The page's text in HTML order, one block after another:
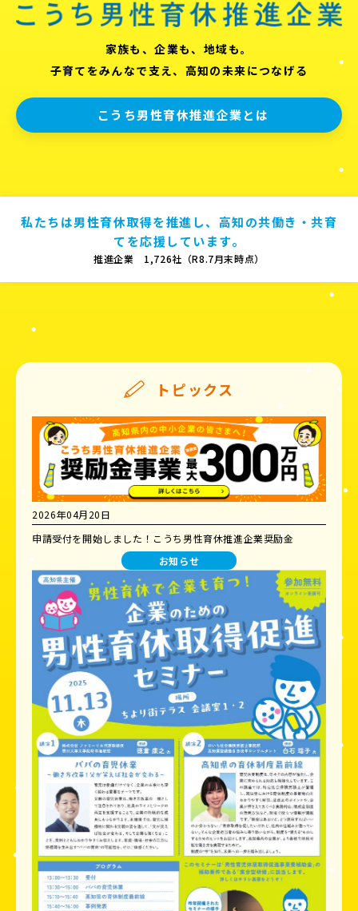
家族も、企業も、地域も。
子育てをみんなで支え、高知の未来につなげる
こうち男性育休推進企業とは
私たちは男性育休取得を推進し、高知の共働き・共育
てを応援しています。
推進企業 1,726社（R8.7月末時点）
トピックス
2026年04月20日
申請受付を開始しました！こうち男性育休推進企業奨励金
お知らせ